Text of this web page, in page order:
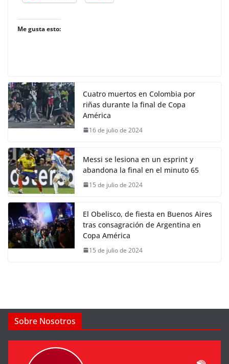
Me gusta esto:
Cuatro muertos en Colombia por
riñas durante la final de Copa
América
16 de julio de 2024
Messi se lesiona en un esprint y
abandona la final en el minuto 65
15 de julio de 2024
El Obelisco, de fiesta en Buenos Aires
tras consagración de Argentina en
Copa América
15 de julio de 2024
Sobre Nosotros